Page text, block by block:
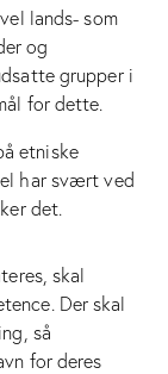
lands- som
og
grupper i
for dette.
etniske
har svært ved
det.
skal
Der skal
så
for deres